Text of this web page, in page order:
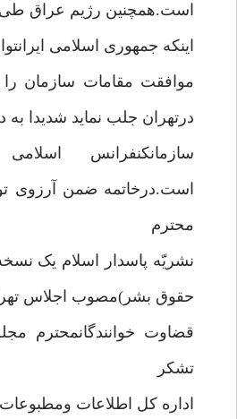
است.همچنین رژیم عراق طی
اینکه جمهوری اسلامی
موافقت مقامات سازمان
درتهران جلب نماید شدیدا به
سازمانکنفرانس
است.درخاتمه ضمن آرزوی
محترم
نشریّه پاسدار اسلام یک
حقوق بشر)مصوب اجلاس
قضاوت خوانندگانمحترم
تشکر
اداره کل اطلاعات